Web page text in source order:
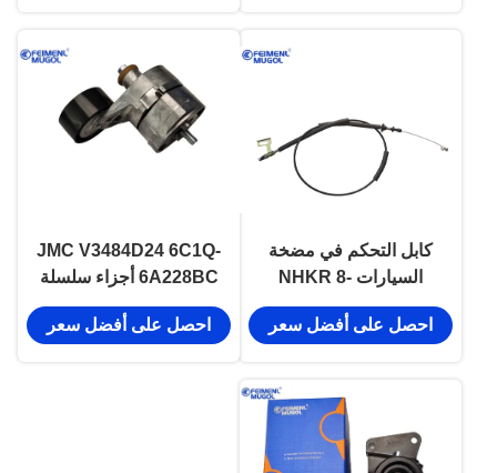
كابل التحكم في مضخة
السيارات NHKR 8-
94416326 سلسلة
المحركات
احصل على أفضل سعر
JMC V3484D24 6C1Q-
6A228BC أجزاء سلسلة
محركات الحزام المضطرب
احصل على أفضل سعر